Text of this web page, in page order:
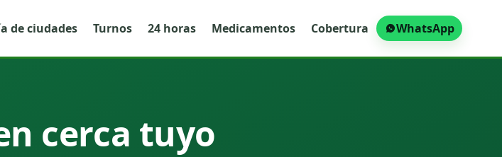
de ciudades Turnos 24 horas Medicamentos Cobertura WhatsApp
cerca tuyo